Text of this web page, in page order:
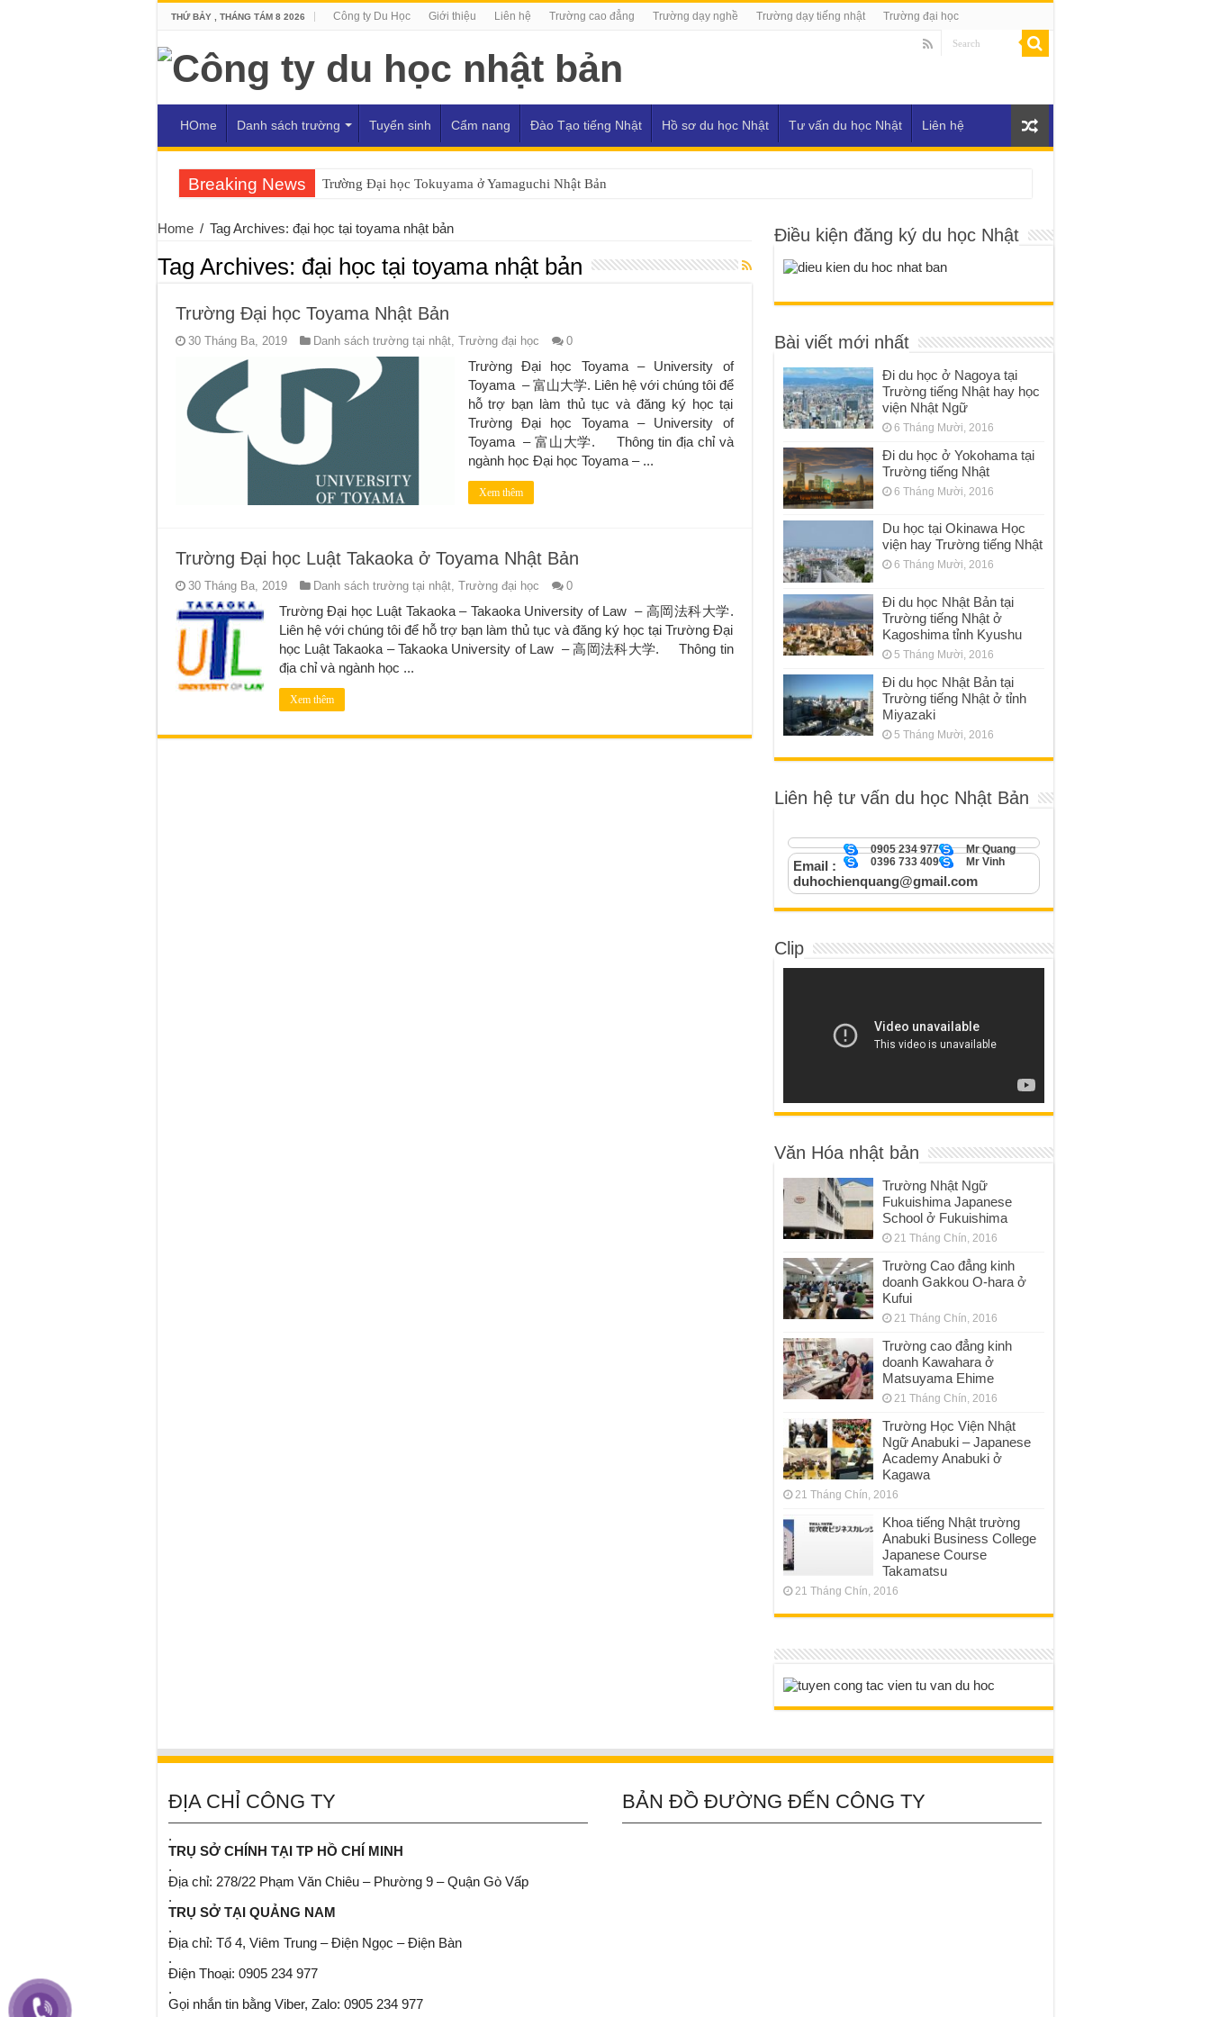
THỨ BẢY , THÁNG TÁM 8 2026 Công ty Du Học Giới thiệu Liên hệ Trường cao đẳng Trường dạy nghề Trường dạy tiếng nhật Trường đại học
HOme Danh sách trường Tuyển sinh Cẩm nang Đào Tạo tiếng Nhật Hồ sơ du học Nhật Tư vấn du học Nhật Liên hệ
Breaking News Trường Đại học Tokuyama ở Yamaguchi Nhật Bản
Home / Tag Archives: đại học tại toyama nhật bản
Tag Archives: đại học tại toyama nhật bản
Trường Đại học Toyama Nhật Bản
30 Tháng Ba, 2019 Danh sách trường tại nhật, Trường đại học 0
Trường Đại học Toyama – University of
Toyama – 富山大学. Liên hệ với chúng tôi để
hỗ trợ bạn làm thủ tục và đăng ký học tại
Trường Đại học Toyama – University of
Toyama – 富山大学. Thông tin địa chỉ và
ngành học Đại học Toyama – ...
Xem thêm
Trường Đại học Luật Takaoka ở Toyama Nhật Bản
30 Tháng Ba, 2019 Danh sách trường tại nhật, Trường đại học 0
Trường Đại học Luật Takaoka – Takaoka University of Law – 高岡法科大学.
Liên hệ với chúng tôi để hỗ trợ bạn làm thủ tục và đăng ký học tại Trường Đại
học Luật Takaoka – Takaoka University of Law – 高岡法科大学. Thông tin
địa chỉ và ngành học ...
Xem thêm
Điều kiện đăng ký du học Nhật
Bài viết mới nhất
Đi du học ở Nagoya tại
Trường tiếng Nhật hay học
viện Nhật Ngữ
6 Tháng Mười, 2016
Đi du học ở Yokohama tại
Trường tiếng Nhật
6 Tháng Mười, 2016
Du học tại Okinawa Học
viện hay Trường tiếng Nhật
6 Tháng Mười, 2016
Đi du học Nhật Bản tại
Trường tiếng Nhật ở
Kagoshima tỉnh Kyushu
5 Tháng Mười, 2016
Đi du học Nhật Bản tại
Trường tiếng Nhật ở tỉnh
Miyazaki
5 Tháng Mười, 2016
Liên hệ tư vấn du học Nhật Bản
Mr Quang
0905 234 977
Mr Vinh
0396 733 409
Email :
duhochienquang@gmail.com
Clip
Văn Hóa nhật bản
Trường Nhật Ngữ
Fukuishima Japanese
School ở Fukuishima
21 Tháng Chín, 2016
Trường Cao đẳng kinh
doanh Gakkou O-hara ở
Kufui
21 Tháng Chín, 2016
Trường cao đẳng kinh
doanh Kawahara ở
Matsuyama Ehime
21 Tháng Chín, 2016
Trường Học Viện Nhật
Ngữ Anabuki – Japanese
Academy Anabuki ở
Kagawa
21 Tháng Chín, 2016
Khoa tiếng Nhật trường
Anabuki Business College
Japanese Course
Takamatsu
21 Tháng Chín, 2016
ĐỊA CHỈ CÔNG TY
.
TRỤ SỞ CHÍNH TẠI TP HỒ CHÍ MINH
.
Địa chỉ: 278/22 Phạm Văn Chiêu – Phường 9 – Quận Gò Vấp
.
TRỤ SỞ TẠI QUẢNG NAM
.
Địa chỉ: Tổ 4, Viêm Trung – Điện Ngọc – Điện Bàn
.
Điện Thoại: 0905 234 977
.
Gọi nhắn tin bằng Viber, Zalo: 0905 234 977
BẢN ĐỒ ĐƯỜNG ĐẾN CÔNG TY